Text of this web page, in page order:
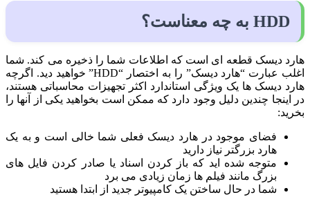
HDD به چه معناست؟
هارد دیسک قطعه ای است که اطلاعات شما را ذخیره می کند. شما
اغلب عبارت “هارد دیسک” را به اختصار “HDD” خواهید دید. اگرچه
هارد دیسک ها یک ویژگی استاندارد اکثر تجهیزات محاسباتی هستند،
در اینجا چندین دلیل وجود دارد که ممکن است بخواهید یکی از آنها را
بخرید:
فضای موجود در هارد دیسک فعلی شما خالی است و به یک
هارد بزرگتر نیاز دارید
متوجه شده اید که باز کردن اسناد یا صادر کردن فایل های
بزرگ مانند فیلم ها زمان زیادی می برد
شما در حال ساختن یک کامپیوتر جدید از ابتدا هستید